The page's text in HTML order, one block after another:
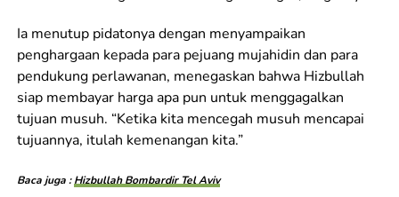
Ia menutup pidatonya dengan menyampaikan
penghargaan kepada para pejuang mujahidin dan para
pendukung perlawanan, menegaskan bahwa Hizbullah
siap membayar harga apa pun untuk menggagalkan
tujuan musuh. “Ketika kita mencegah musuh mencapai
tujuannya, itulah kemenangan kita.”
Baca juga :Hizbullah Bombardir Tel Aviv